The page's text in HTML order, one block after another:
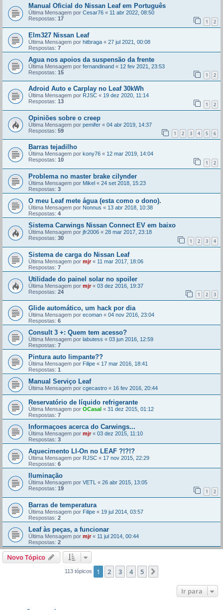
Manual Oficial do Nissan Leaf em Português
Última Mensagem por Cesar76 « 11 abr 2022, 08:50
Respostas: 17 1 2
Elm327 Nissan Leaf
Última Mensagem por hitbraga « 27 jul 2021, 00:08
Respostas: 7
Agua nos apoios da suspensão da frente
Última Mensagem por fernandinand « 12 fev 2021, 23:53
Respostas: 15 1 2
Adroid Auto e Carplay no Leaf 30kWh
Última Mensagem por RJSC « 19 dez 2020, 11:14
Respostas: 13 1 2
Opiniões sobre o creep
Última Mensagem por pemifer « 04 abr 2019, 14:37
Respostas: 59 1 2 3 4 5 6
Barras tejadilho
Última Mensagem por kony76 « 12 mar 2019, 14:04
Respostas: 10 1 2
Problema no master brake cilynder
Última Mensagem por Mikel « 24 set 2018, 15:23
Respostas: 3
O meu Leaf mete água (esta como o dono).
Última Mensagem por Nonnus « 13 abr 2018, 10:38
Respostas: 4
Sistema Carwings Nissan Connect EV em baixo
Última Mensagem por jfr2006 « 28 mar 2017, 23:18
Respostas: 30 1 2 3 4
Sistema de carga do Nissan Leaf
Última Mensagem por mjr« 11 mar 2017, 18:06
Respostas: 7
Utilidade do painel solar no spoiler
Última Mensagem por mjr« 03 dez 2016, 19:37
Respostas: 24 1 2 3
Glide automático, um hack por dia
Última Mensagem por ecoman « 04 nov 2016, 23:04
Respostas: 6
Consult 3 +: Quem tem acesso?
Última Mensagem por labutess « 03 jun 2016, 12:59
Respostas: 7
Pintura auto limpante??
Última Mensagem por Filipe « 17 mar 2016, 18:41
Respostas: 1
Manual Serviço Leaf
Última Mensagem por cgecastro « 16 fev 2016, 20:44
Reservatório de líquido refrigerante
Última Mensagem por OCasal « 31 dez 2015, 01:12
Respostas: 7
Informaçoes acerca do Carwings...
Última Mensagem por mjr« 03 dez 2015, 11:10
Respostas: 3
Aquecimento LI-On no LEAF ?!?!?
Última Mensagem por RJSC « 17 nov 2015, 22:29
Respostas: 6
Iluminação
Última Mensagem por VETL « 26 abr 2015, 13:05
Respostas: 19 1 2
Barras de temperatura
Última Mensagem por Filipe « 19 jul 2014, 03:57
Respostas: 2
Leaf às peças, a funcionar
Última Mensagem por mjr« 11 jul 2014, 00:44
Respostas: 2
Novo Tópico
113 tópicos 1 2 3 4 5
Ir para